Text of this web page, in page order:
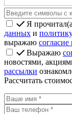
Я
данных и
выражаю
Выражаю
новостями,
рассылки
Рассчитать